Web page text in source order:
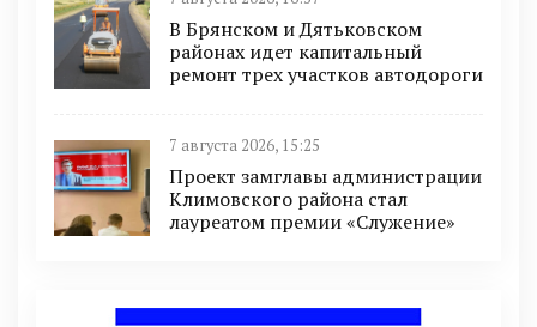
В Брянском и Дятьковском
районах идет капитальный
ремонт трех участков автодороги
7 августа 2026, 15:25
Проект замглавы администрации
Климовского района стал
лауреатом премии «Служение»